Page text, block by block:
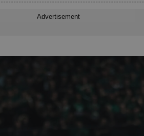
Advertisement